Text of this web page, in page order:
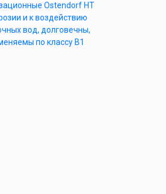
Ostendorf HT
и к воздействию
вод, долговечны,
по классу B1